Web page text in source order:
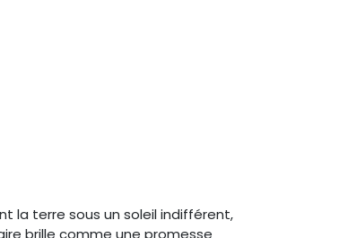
la terre sous un soleil indifférent,
brille comme une promesse